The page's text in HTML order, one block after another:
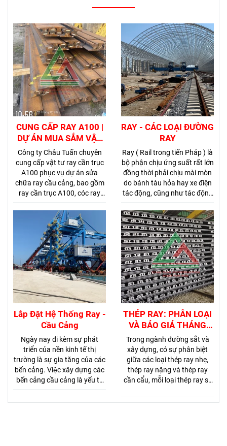
CUNG CẤP RAY A100 |
DỰ ÁN MUA SẮM VẬT
TƯ SỬA CHỮA RAY CẦU
B4-B5-B6 CẢNG CÁT
LÁI
Công ty Châu Tuấn chuyên
cung cấp vật tư ray cần trục
A100 phục vụ dự án sửa
chữa ray cầu cảng, bao gồm
ray cần trục A100, cóc ray
bulong chỉnh cao độ, tấm
thép đệm ray, tấm đệm cao
su ray, bản mã liên kết và phụ
kiện ray cần trục.
RAY - CÁC LOẠI ĐƯỜNG
RAY
Ray ( Rail trong tiến Pháp ) là
bộ phận chịu ứng suất rất lớn
đồng thời phải chịu mài mòn
do bánh tàu hỏa hay xe điện
tác động, cũng như tác động
ray đòi hỏi phải có chất lượng
cao. Trong thời gian đầu của
đường ray người ta sử dụng
vật liệu sắt, sau nhiều thập kỷ
phát triển người ta đã chuyển
sang dùng thép để làm ray.
Hơn nữa những khuyết tật
trên thép cũng đòi hỏi phải
được loại trừ để tránh nguy
cơ phá hoại đường ray.
Lắp Đặt Hệ Thống Ray -
Cầu Cảng
Ngày nay đi kèm sự phát
triển của nền kinh tế thị
trường là sự gia tăng của các
bến cảng. Việc xây dựng các
bến cảng cầu cảng là yếu tố
trung chuyển hàng hóa giao
THÉP RAY: PHÂN LOẠI
VÀ BÁO GIÁ THÁNG
06/2025
Trong ngành đường sắt và
xây dựng, có sự phân biệt
giữa các loại thép ray nhẹ,
thép ray nặng và thép ray
cần cẩu, mỗi loại thép ray sẽ
kỹ thuật và ứng dụng của